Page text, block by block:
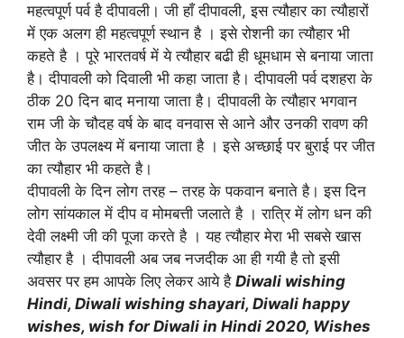
महत्वपूर्ण पर्व है दीपावली। जी हाँ दीपावली, इस त्यौहार का त्यौहारों
में एक अलग ही महत्वपूर्ण स्थान है । इसे रोशनी का त्यौहार भी
कहते है । पूरे भारतवर्ष में ये त्यौहार बढी ही धूमधाम से बनाया जाता
है। दीपावली को दिवाली भी कहा जाता है। दीपावली पर्व दशहरा के
ठीक 20 दिन बाद मनाया जाता है। दीपावली के त्यौहार भगवान
राम जी के चौदह वर्ष के बाद वनवास से आने और उनकी रावण की
जीत के उपलक्ष्य में बनाया जाता है । इसे अच्छाई पर बुराई पर जीत
का त्यौहार भी कहते है।
दीपावली के दिन लोग तरह – तरह के पकवान बनाते है। इस दिन
लोग सांयकाल में दीप व मोमबत्ती जलाते है । रात्रि में लोग धन की
देवी लक्ष्मी जी की पूजा करते है । यह त्यौहार मेरा भी सबसे खास
त्यौहार है । दीपावली अब जब नजदीक आ ही गयी है तो इसी
अवसर पर हम आपके लिए लेकर आये है Diwali wishing
Hindi, Diwali wishing shayari, Diwali happy
wishes, wish for Diwali in Hindi 2020, Wishes